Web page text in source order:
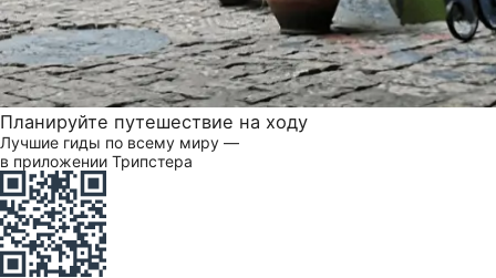
Планируйте путешествие на ходу
Лучшие гиды по всему миру —
в приложении Трипстера